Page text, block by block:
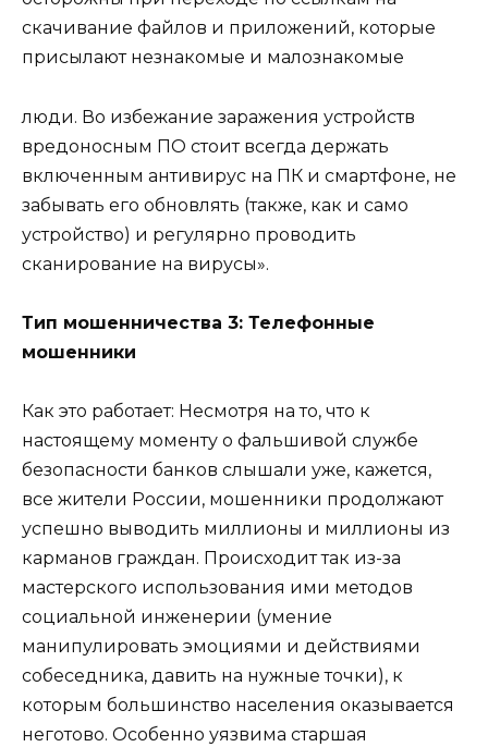
скачивание файлов и приложений, которые
присылают незнакомые и малознакомые
люди. Во избежание заражения устройств
вредоносным ПО стоит всегда держать
включенным антивирус на ПК и смартфоне, не
забывать его обновлять (также, как и само
устройство) и регулярно проводить
сканирование на вирусы».
Тип мошенничества 3: Телефонные
мошенники
Как это работает: Несмотря на то, что к
настоящему моменту о фальшивой службе
безопасности банков слышали уже, кажется,
все жители России, мошенники продолжают
успешно выводить миллионы и миллионы из
карманов граждан. Происходит так из-за
мастерского использования ими методов
социальной инженерии (умение
манипулировать эмоциями и действиями
собеседника, давить на нужные точки), к
которым большинство населения оказывается
неготово. Особенно уязвима старшая